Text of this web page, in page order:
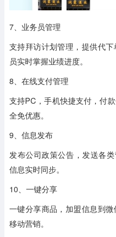
7、业务员管理
支持拜访计划管理，提供代
员实时掌握业绩进度。
8、在线支付管理
支持PC，手机快捷支付，付
全免优惠。
9、信息发布
发布公司政策公告，发送各
信息实时同步。
10、一键分享
一键分享商品，加盟信息到
移动营销。